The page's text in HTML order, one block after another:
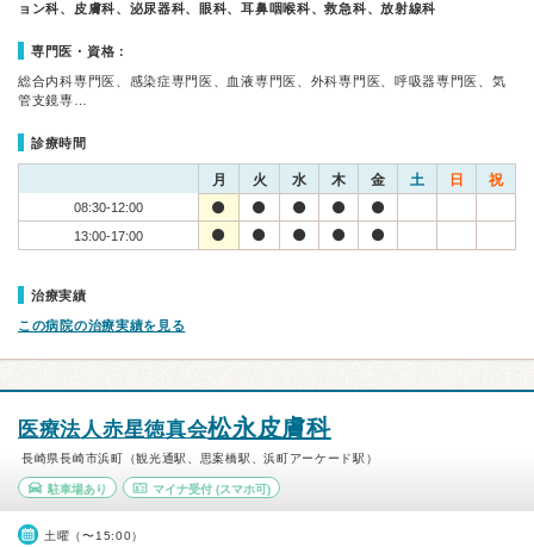
ョン科、皮膚科、泌尿器科、眼科、耳鼻咽喉科、救急科、放射線科
専門医・資格：
総合内科専門医、感染症専門医、血液専門医、外科専門医、呼吸器専門医、気
管支鏡専…
診療時間
月 火 水 木 金 土 日 祝
08:30-12:00
13:00-17:00
治療実績
この病院の治療実績を見る
医療法人赤星徳真会松永皮膚科
長崎県長崎市浜町（観光通駅、思案橋駅、浜町アーケード駅）
駐車場あり マイナ受付(スマホ可)
土曜（〜15:00）